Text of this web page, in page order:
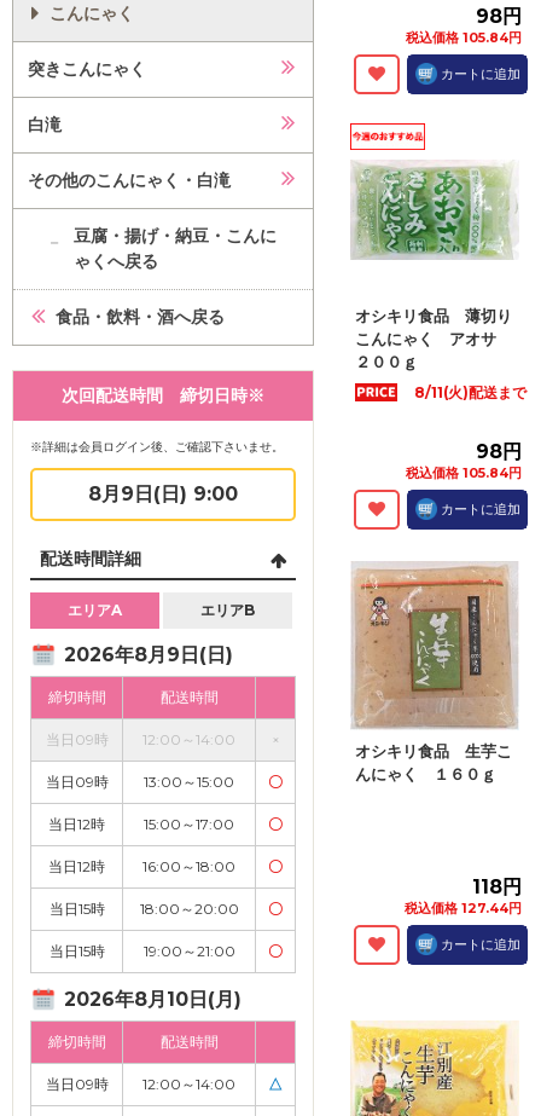
こんにゃく
突きこんにゃく
白滝
その他のこんにゃく・白滝
豆腐・揚げ・納豆・こんに
ゃくへ戻る
食品・飲料・酒へ戻る
次回配送時間 締切日時※
※詳細は会員ログイン後、ご確認下さいませ。
8月9日(日) 9:00
配送時間詳細
エリアA エリアB
2026年8月9日(日)
締切時間 配送時間
当日09時 12:00～14:00 ×
当日09時 13:00～15:00 〇
当日12時 15:00～17:00 〇
当日12時 16:00～18:00 〇
当日15時 18:00～20:00 〇
当日15時 19:00～21:00 〇
2026年8月10日(月)
締切時間 配送時間
当日09時 12:00～14:00 △
98円
税込価格 105.84円
カートに追加
オシキリ食品 薄切り
こんにゃく アオサ
２００ｇ
8/11(火)配送まで
98円
税込価格 105.84円
カートに追加
オシキリ食品 生芋こ
んにゃく １６０ｇ
118円
税込価格 127.44円
カートに追加